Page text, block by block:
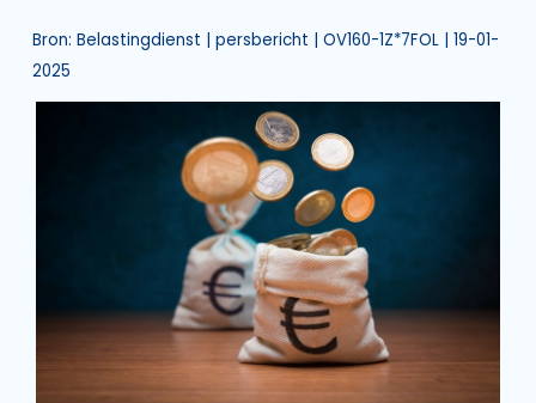
Bron: Belastingdienst | persbericht | OV160-1Z*7FOL | 19-01-
2025